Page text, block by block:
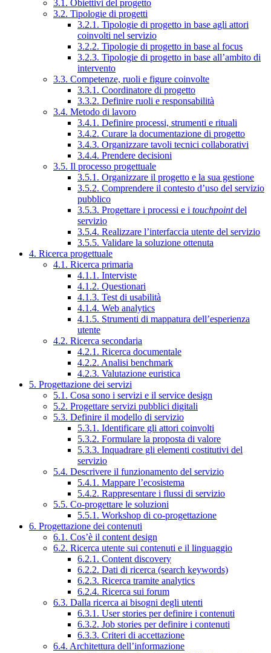
3.1. Obiettivi del progetto
3.2. Tipologie di progetti
3.2.1. Tipologie di progetto in base agli attori
coinvolti nel servizio
3.2.2. Tipologie di progetto in base al focus
3.2.3. Tipologie di progetto in base all’ambito di
intervento
3.3. Competenze, ruoli e figure coinvolte
3.3.1. Coordinatore di progetto
3.3.2. Definire ruoli e responsabilità
3.4. Metodo di lavoro
3.4.1. Definire processi, strumenti e rituali
3.4.2. Curare la documentazione di progetto
3.4.3. Organizzare tavoli tecnici collaborativi
3.4.4. Prendere decisioni
3.5. Il processo progettuale
3.5.1. Organizzare il progetto e la sua gestione
3.5.2. Comprendere il contesto d’uso del servizio
pubblico
3.5.3. Progettare i processi e i touchpointdel
servizio
3.5.4. Realizzare l’interfaccia utente del servizio
3.5.5. Validare la soluzione ottenuta
4. Ricerca progettuale
4.1. Ricerca primaria
4.1.1. Interviste
4.1.2. Questionari
4.1.3. Test di usabilità
4.1.4. Web analytics
4.1.5. Strumenti di mappatura dell’esperienza
utente
4.2. Ricerca secondaria
4.2.1. Ricerca documentale
4.2.2. Analisi benchmark
4.2.3. Valutazione euristica
5. Progettazione dei servizi
5.1. Cosa sono i servizi e il service design
5.2. Progettare servizi pubblici digitali
5.3. Definire il modello di servizio
5.3.1. Identificare gli attori coinvolti
5.3.2. Formulare la proposta di valore
5.3.3. Inquadrare gli elementi costitutivi del
servizio
5.4. Descrivere il funzionamento del servizio
5.4.1. Mappare l’ecosistema
5.4.2. Rappresentare i flussi di servizio
5.5. Co-progettare le soluzioni
5.5.1. Workshop di co-progettazione
6. Progettazione dei contenuti
6.1. Cos’è il content design
6.2. Ricerca utente sui contenuti e il linguaggio
6.2.1. Content discovery
6.2.2. Dati di ricerca (search keywords)
6.2.3. Ricerca tramite analytics
6.2.4. Ricerca sui forum
6.3. Dalla ricerca ai bisogni degli utenti
6.3.1. User stories per definire i contenuti
6.3.2. Job stories per definire i contenuti
6.3.3. Criteri di accettazione
6.4. Architettura dell’informazione